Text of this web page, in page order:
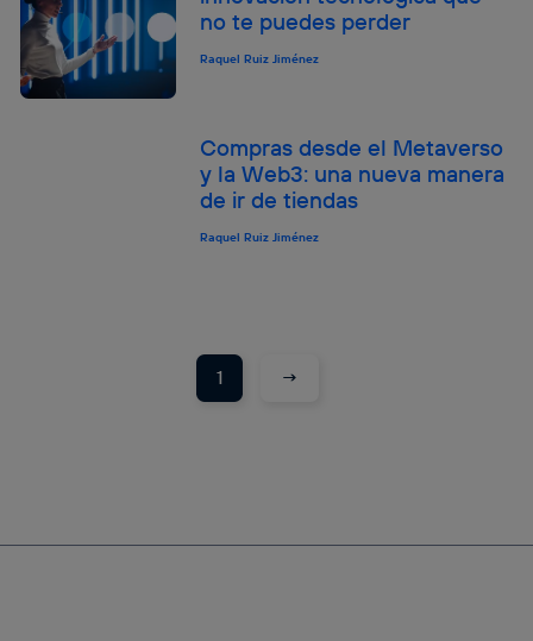
no te puedes perder
Raquel Ruiz Jiménez
Compras desde el Metaverso
y la Web3: una nueva manera
de ir de tiendas
Raquel Ruiz Jiménez
1 →